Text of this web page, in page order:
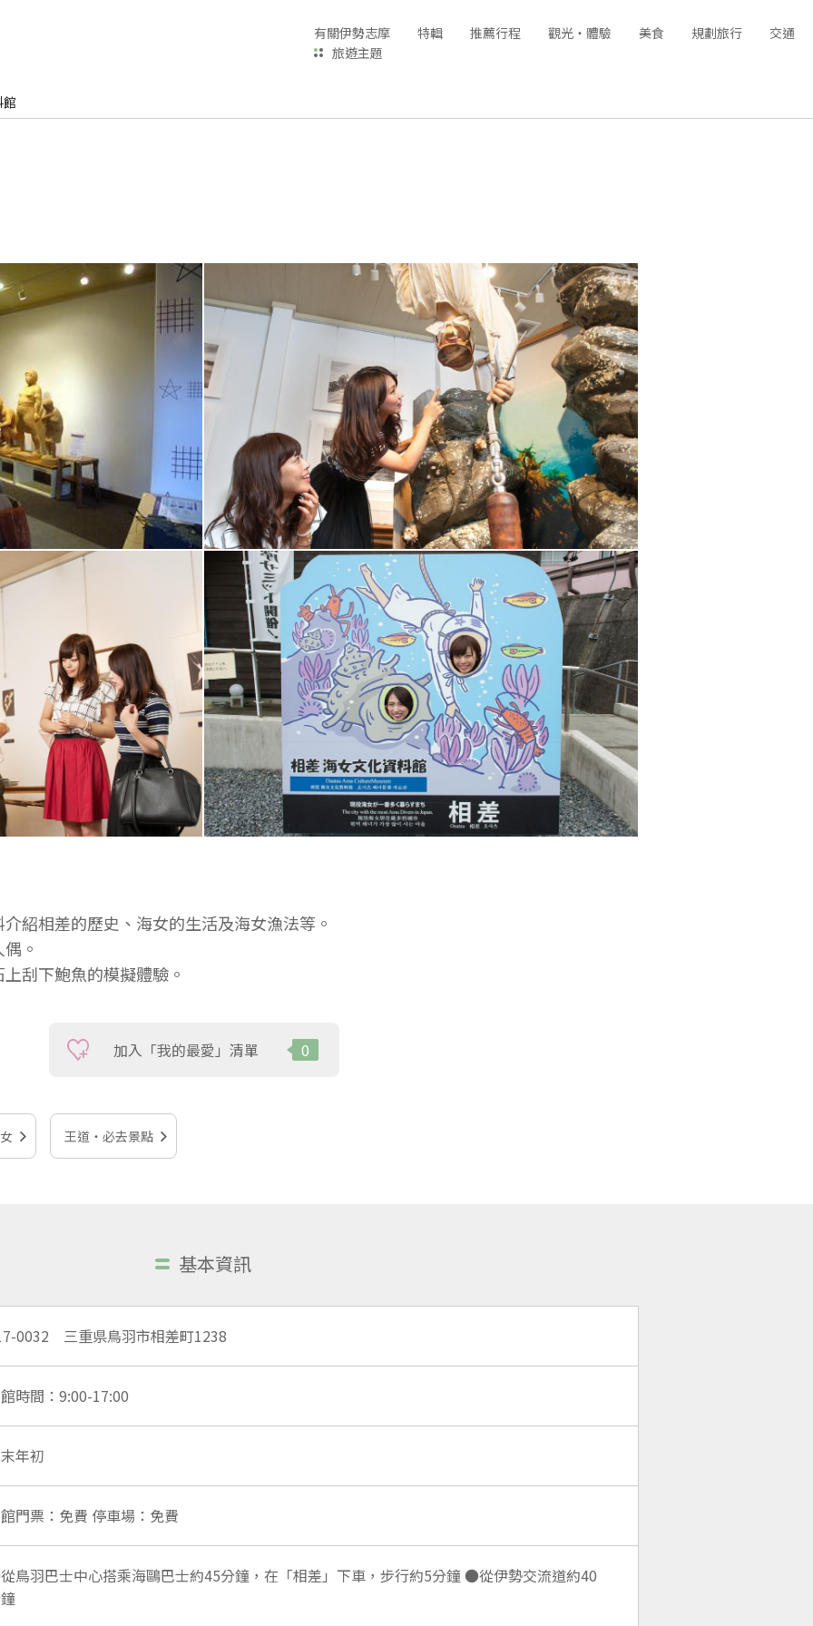
有關伊勢志摩 特輯 推薦行程 觀光‧體驗 美食 規劃旅行
交通
旅遊主題
館
紹相差的歷史、海女的生活及海女漁法等。
。
刮下鮑魚的模擬體驗。
加入「我的最愛」清單 0
王道‧必去景點
基本資訊
0032 三重県鳥羽市相差町1238
時間：9:00-17:00
年初
門票：免費 停車場：免費
鳥羽巴士中心搭乘海鷗巴士約45分鐘，在「相差」下車，步行約5分鐘 ●從伊勢交流道約40